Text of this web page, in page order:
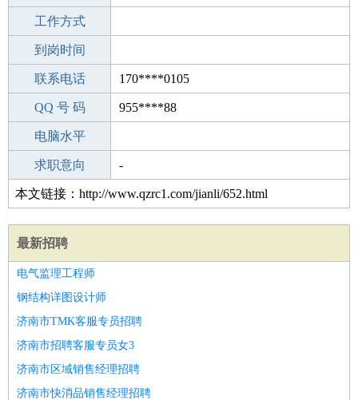
工作经验
工作方式
驾 照
到岗时间
期望月薪
联系电话 170****0105
手机号码 170****0105
QQ 号 码 955****88
微信号码
电脑水平
外语水平
求职意向 -
本文链接：http://www.qzrc1.com/jianli/652.html
最新招聘
电气监理工程师
钢结构详图设计师
济南市TMK客服专员招聘
济南市招聘客服专员女3
济南市区域销售经理招聘
济南市快消品销售经理招聘